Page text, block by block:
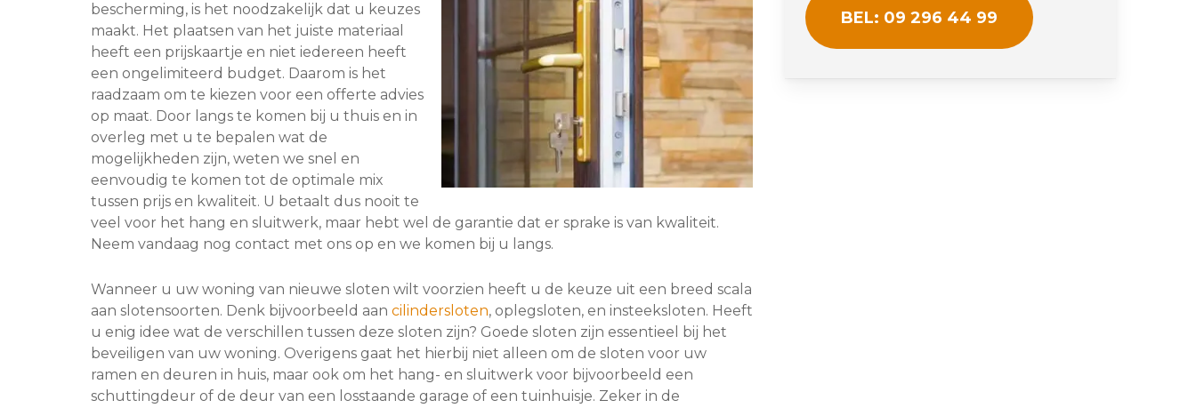
bescherming, is het noodzakelijk dat u keuzes
maakt. Het plaatsen van het juiste materiaal
heeft een prijskaartje en niet iedereen heeft
een ongelimiteerd budget. Daarom is het
raadzaam om te kiezen voor een offerte advies
op maat. Door langs te komen bij u thuis en in
overleg met u te bepalen wat de
mogelijkheden zijn, weten we snel en
eenvoudig te komen tot de optimale mix
tussen prijs en kwaliteit. U betaalt dus nooit te
veel voor het hang en sluitwerk, maar hebt wel de garantie dat er sprake is van kwaliteit.
Neem vandaag nog contact met ons op en we komen bij u langs.
Wanneer u uw woning van nieuwe sloten wilt voorzien heeft u de keuze uit een breed scala
aan slotensoorten. Denk bijvoorbeeld aan cilindersloten, oplegsloten, en insteeksloten. Heeft
u enig idee wat de verschillen tussen deze sloten zijn? Goede sloten zijn essentieel bij het
beveiligen van uw woning. Overigens gaat het hierbij niet alleen om de sloten voor uw
ramen en deuren in huis, maar ook om het hang- en sluitwerk voor bijvoorbeeld een
schuttingdeur of de deur van een losstaande garage of een tuinhuisje. Zeker in de
BEL: 09 296 44 99